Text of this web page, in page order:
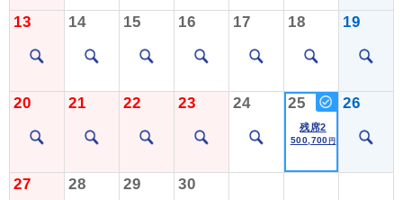
13 14 15 16 17 18 19
20 21 22 23 24 25
残席2
500,700 円
26
27 28 29 30